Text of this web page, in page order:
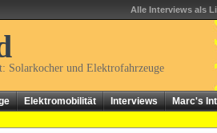
Alle Interviews als
Solarkocher und Elektrofahrzeuge
Elektromobilität Interviews Marc's